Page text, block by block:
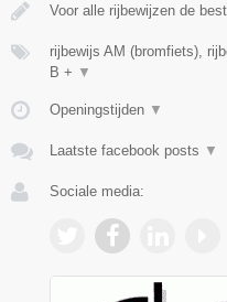
Voor alle rijbewijzen de
rijbewijs AM (bromfiets),
B + ▼
Openingstijden ▼
Laatste facebook posts ▼
Sociale media: